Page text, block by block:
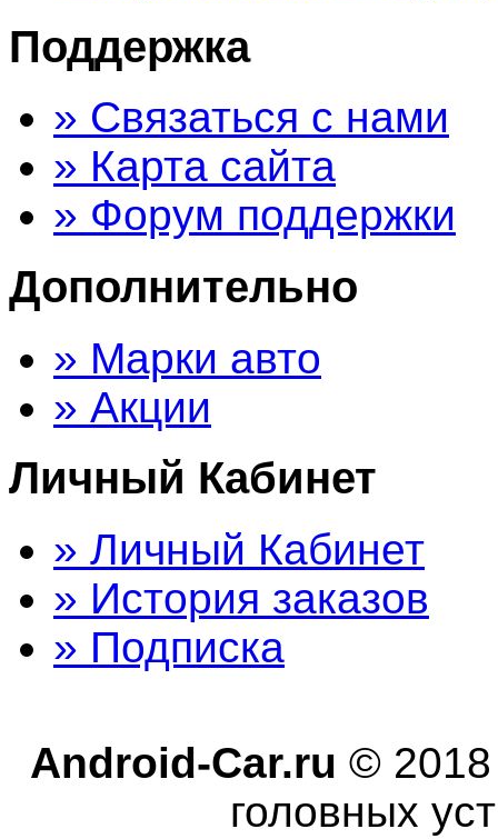
Поддержка
» Связаться с нами
» Карта сайта
» Форум поддержки
Дополнительно
» Марки авто
» Акции
Личный Кабинет
» Личный Кабинет
» История заказов
» Подписка
Android-Car.ru © 2018
головных